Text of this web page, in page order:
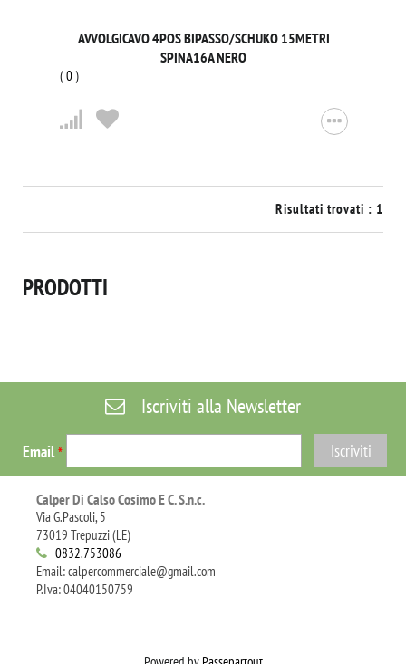
AVVOLGICAVO 4POS BIPASSO/SCHUKO 15METRI
SPINA16A NERO
(0)
Risultati trovati : 1
PRODOTTI
Iscriviti alla Newsletter
Email*
Calper Di Calso Cosimo E C. S.n.c.
Via G.Pascoli, 5
73019 Trepuzzi (LE)
0832.753086
Email: calpercommerciale@gmail.com
P.Iva: 04040150759